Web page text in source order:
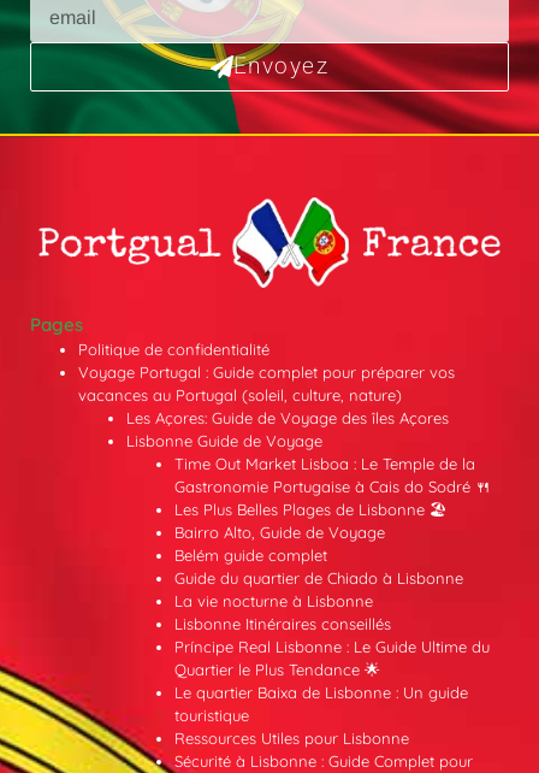
Envoyez
Pages
Politique de confidentialité
Voyage Portugal : Guide complet pour préparer vos
vacances au Portugal (soleil, culture, nature)
Les Açores: Guide de Voyage des îles Açores
Lisbonne Guide de Voyage
Time Out Market Lisboa : Le Temple de la
Gastronomie Portugaise à Cais do Sodré 🍴
Les Plus Belles Plages de Lisbonne 🏖️
Bairro Alto, Guide de Voyage
Belém guide complet
Guide du quartier de Chiado à Lisbonne
La vie nocturne à Lisbonne
Lisbonne Itinéraires conseillés
Príncipe Real Lisbonne : Le Guide Ultime du
Quartier le Plus Tendance 🌟
Le quartier Baixa de Lisbonne : Un guide
touristique
Ressources Utiles pour Lisbonne
Sécurité à Lisbonne : Guide Complet pour